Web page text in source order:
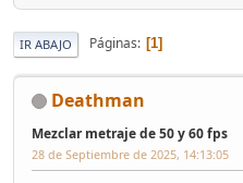
IR ABAJO Páginas 1
Deathman
Mezclar metraje de 50 y 60 fps
28 de Septiembre de 2025, 14:13:05